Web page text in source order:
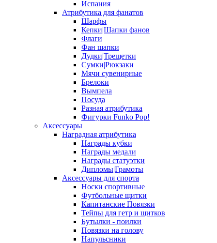
Испания
Атрибутика для фанатов
Шарфы
Кепки|Шапки фанов
Флаги
Фан шапки
Дудки|Трещетки
Сумки|Рюкзаки
Мячи сувенирные
Брелоки
Вымпела
Посуда
Разная атрибутика
Фигурки Funko Pop!
Аксессуары
Наградная атрибутика
Награды кубки
Награды медали
Награды статуэтки
Дипломы|Грамоты
Аксессуары для спорта
Носки спортивные
Футбольные щитки
Капитанские Повязки
Тейпы для гетр и щитков
Бутылки - поилки
Повязки на голову
Напульсники